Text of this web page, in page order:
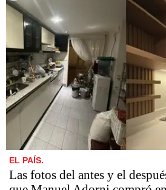
EL PAÍS.
Las fotos del antes y el